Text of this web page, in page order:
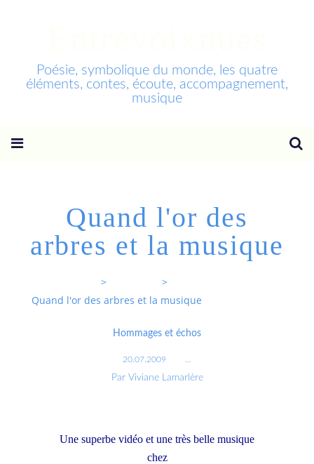
Poésie, symbolique du monde, les quatre
éléments, contes, écoute, accompagnement,
musique
Quand l'or des
arbres et la musique
>
>
Quand l'or des arbres et la musique
Hommages et échos
20.07.2009
Par Viviane Lamarlère
Une superbe vidéo et une très belle musique
chez